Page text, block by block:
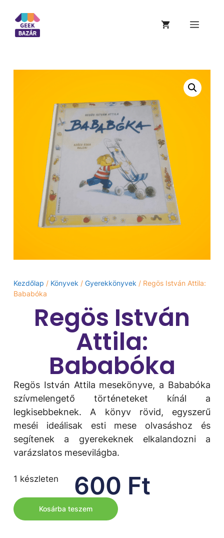
Kezdőlap / Könyvek / Gyerekkönyvek / Regös István Attila:
Bababóka
Regös István
Attila:
Bababóka
Regös István Attila mesekönyve, a Bababóka
szívmelengető történeteket kínál a
legkisebbeknek. A könyv rövid, egyszerű
meséi ideálisak esti mese olvasáshoz és
segítenek a gyerekeknek elkalandozni a
varázslatos mesevilágba.
600 Ft
1 készleten
Kosárba teszem